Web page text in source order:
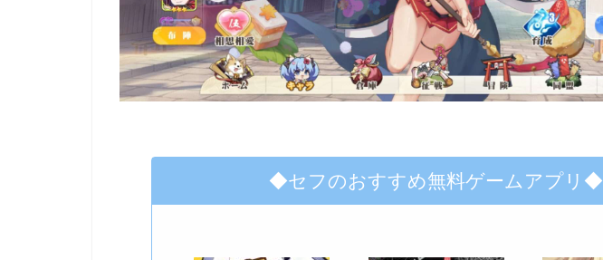
◆セフのおすすめ無料ゲームアプリ◆